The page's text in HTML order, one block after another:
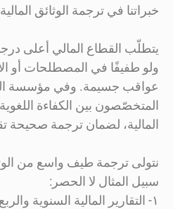
خبراتنا في ترجمة الوثائق المالية
يتطلّب القطاع المالي أعلى
ولو طفيفًا في المصطلحات أو
عواقب جسيمة. وفي مؤسسة
المتخصّصون بين الكفاءة
المالية، لضمان ترجمة صحيحة
نتولى ترجمة طيف واسع من
سبيل المثال لا الحصر:
١- التقارير المالية السنوية والربع سنوية